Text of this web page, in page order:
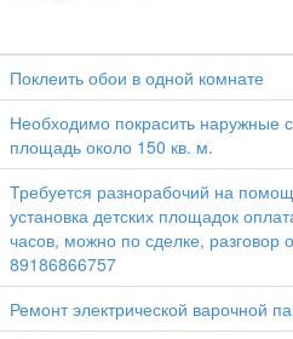
Поклеить обои в одной комнате
Необходимо покрасить наружные
площадь около 150 кв. м.
Требуется разнорабочий на
установка детских площадок
часов, можно по сделке, разговор
89186866757
Ремонт электрической варочной